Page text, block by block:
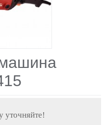
уточняйте!